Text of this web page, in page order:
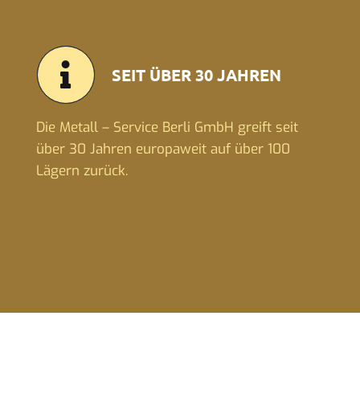
SEIT ÜBER 30 JAHREN
Die Metall – Service Berli GmbH greift seit
über 30 Jahren europaweit auf über 100
Lägern zurück.